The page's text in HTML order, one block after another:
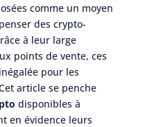
comme un moyen
des crypto-
à leur large
points de vente, ces
pour les
article se penche
disponibles à
en évidence leurs